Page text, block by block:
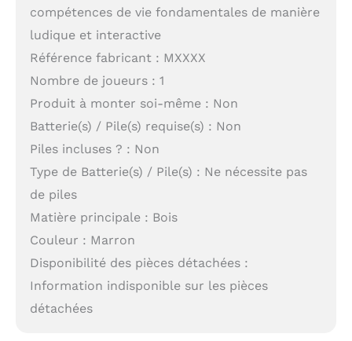
compétences de vie fondamentales de manière
ludique et interactive
Référence fabricant : MXXXX
Nombre de joueurs : 1
Produit à monter soi-même : Non
Batterie(s) / Pile(s) requise(s) : Non
Piles incluses ? : Non
Type de Batterie(s) / Pile(s) : Ne nécessite pas
de piles
Matière principale : Bois
Couleur : Marron
Disponibilité des pièces détachées :
Information indisponible sur les pièces
détachées